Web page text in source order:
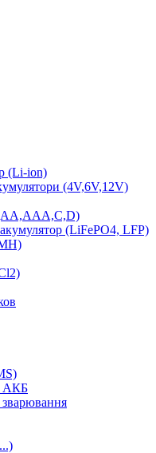
(Li-ion)
(4V,6V,12V)
(AA,AAA,C,D)
(LiFePO4, LFP)
АКБ
зварювання